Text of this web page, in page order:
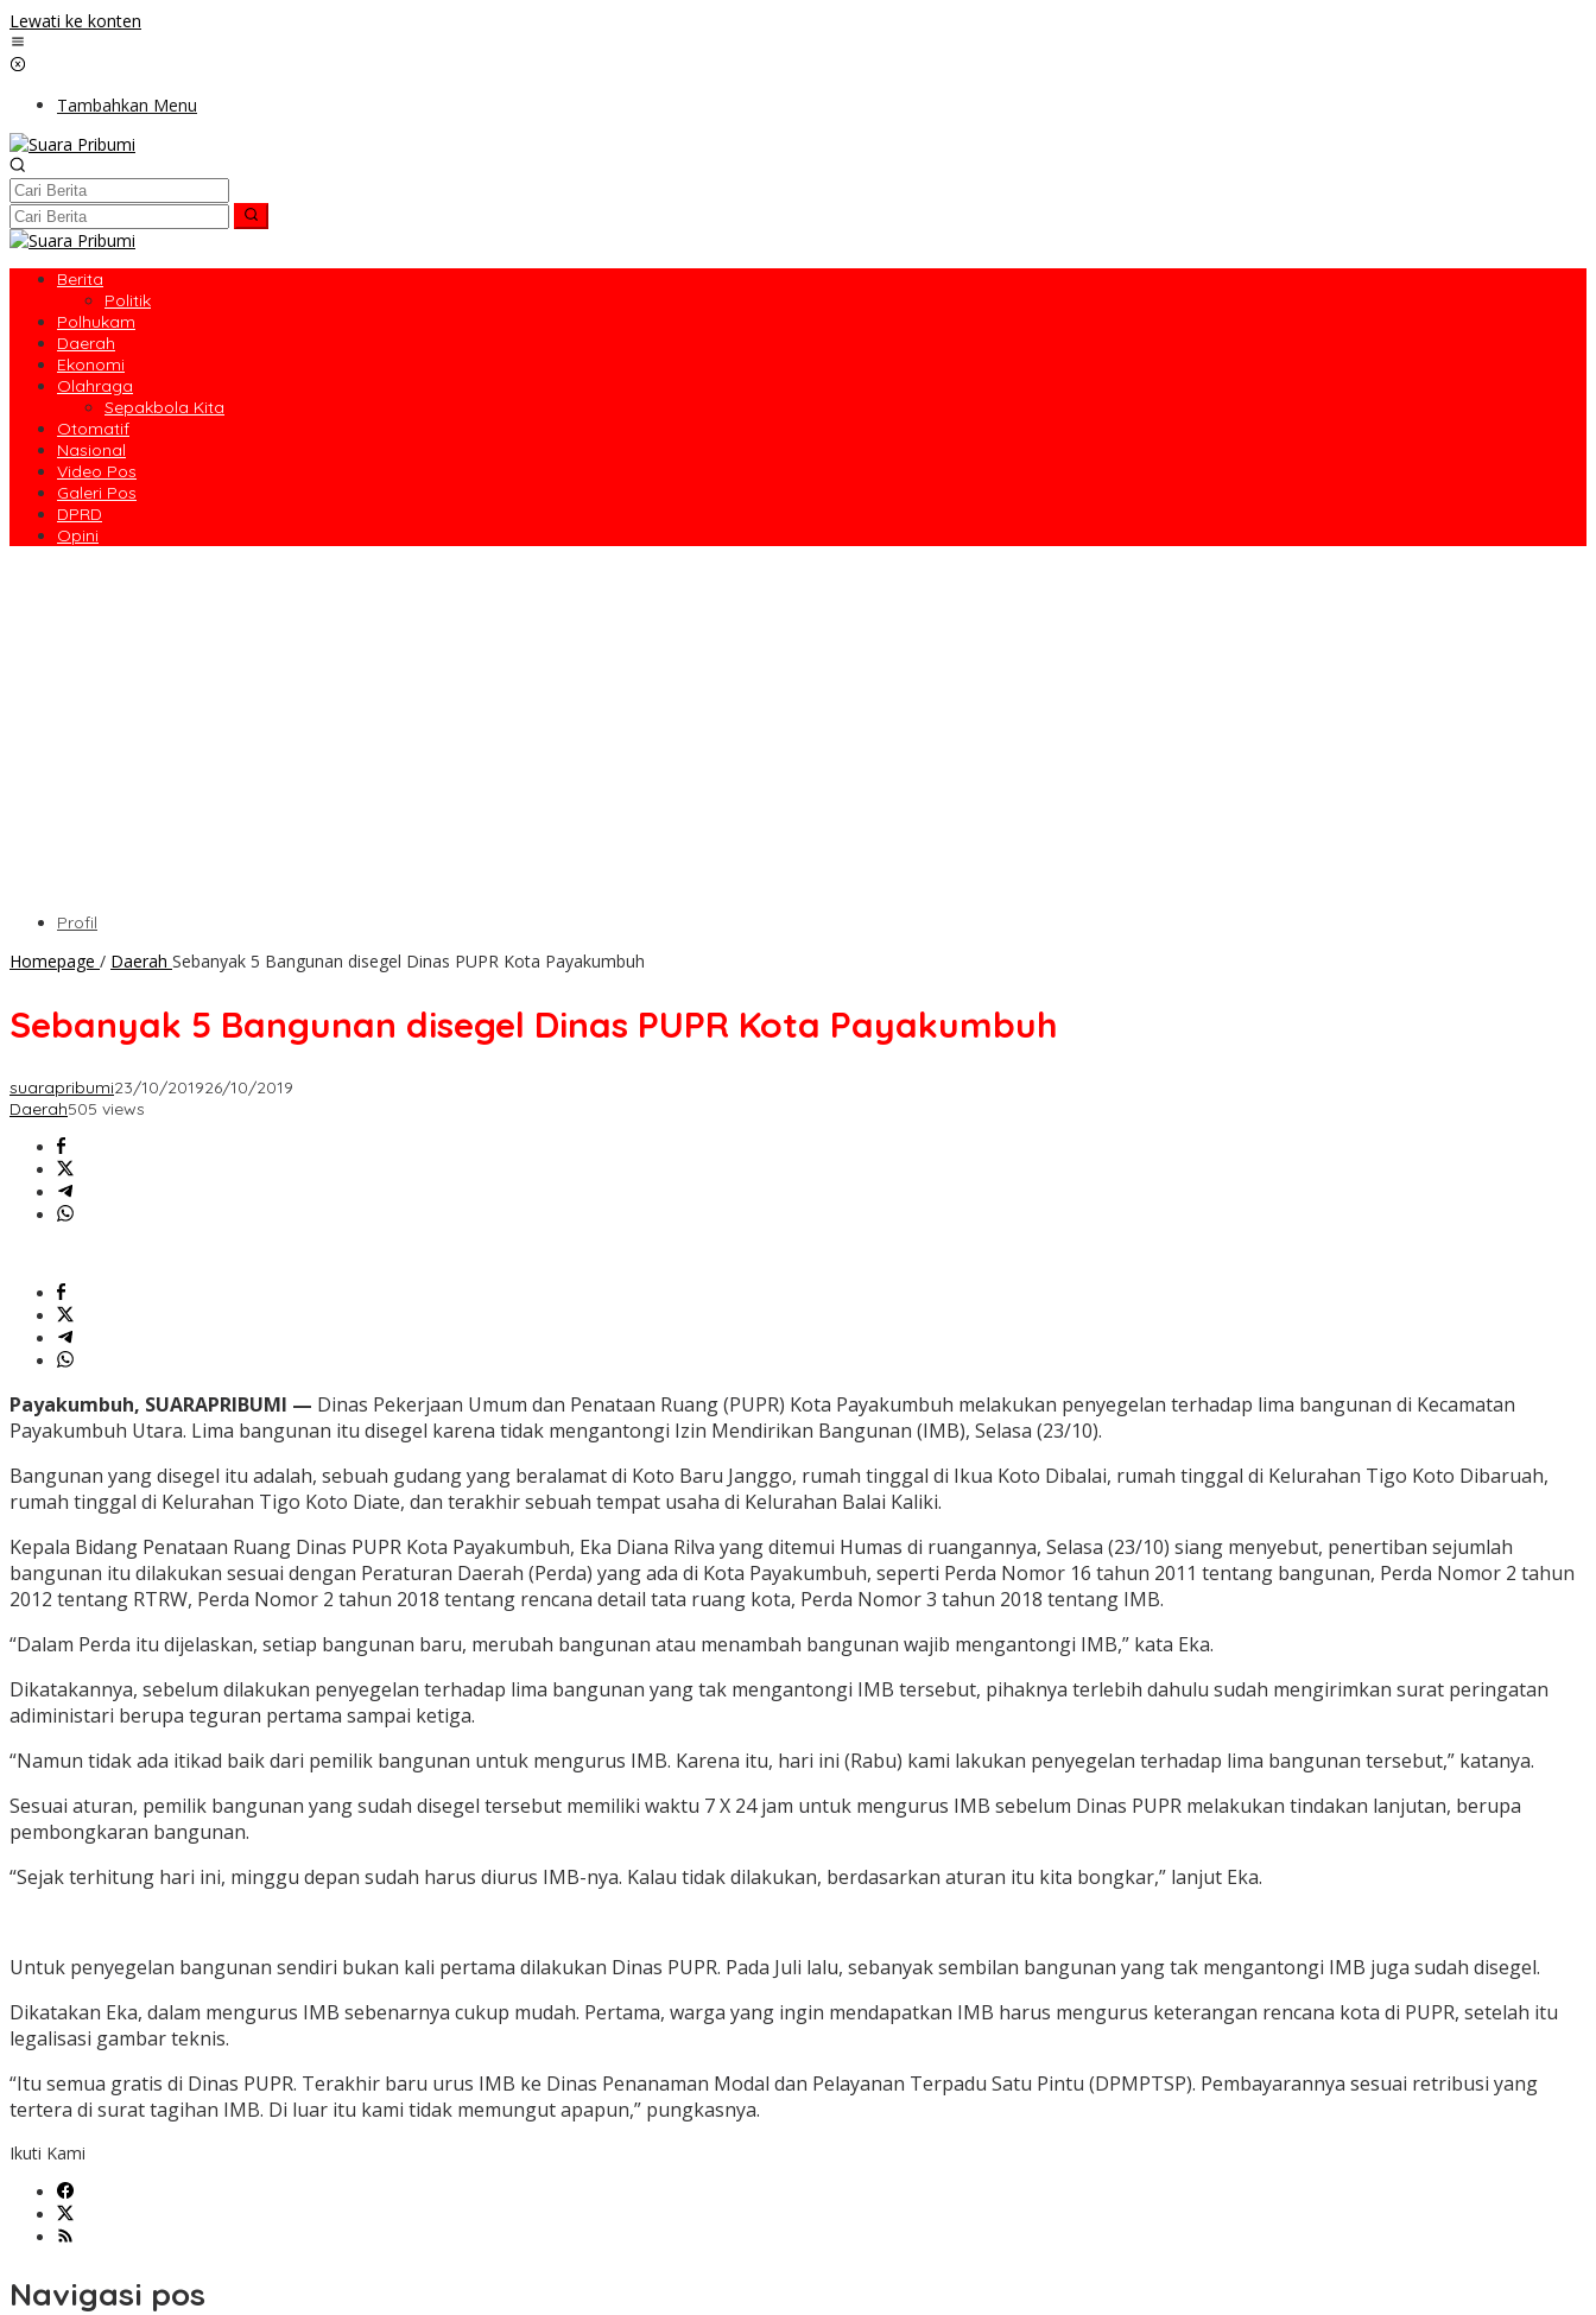
Lewati ke konten
Tambahkan Menu
Berita
Politik
Polhukam
Daerah
Ekonomi
Olahraga
Sepakbola Kita
Otomatif
Nasional
Video Pos
Galeri Pos
DPRD
Opini
Profil
Homepage / Daerah Sebanyak 5 Bangunan disegel Dinas PUPR Kota Payakumbuh
Sebanyak 5 Bangunan disegel Dinas PUPR Kota Payakumbuh
suarapribumi23/10/201926/10/2019
Daerah505 views
Payakumbuh, SUARAPRIBUMI — Dinas Pekerjaan Umum dan Penataan Ruang (PUPR) Kota Payakumbuh melakukan penyegelan terhadap lima bangunan di Kecamatan
Payakumbuh Utara. Lima bangunan itu disegel karena tidak mengantongi Izin Mendirikan Bangunan (IMB), Selasa (23/10).
Bangunan yang disegel itu adalah, sebuah gudang yang beralamat di Koto Baru Janggo, rumah tinggal di Ikua Koto Dibalai, rumah tinggal di Kelurahan Tigo Koto Dibaruah,
rumah tinggal di Kelurahan Tigo Koto Diate, dan terakhir sebuah tempat usaha di Kelurahan Balai Kaliki.
Kepala Bidang Penataan Ruang Dinas PUPR Kota Payakumbuh, Eka Diana Rilva yang ditemui Humas di ruangannya, Selasa (23/10) siang menyebut, penertiban sejumlah
bangunan itu dilakukan sesuai dengan Peraturan Daerah (Perda) yang ada di Kota Payakumbuh, seperti Perda Nomor 16 tahun 2011 tentang bangunan, Perda Nomor 2 tahun
2012 tentang RTRW, Perda Nomor 2 tahun 2018 tentang rencana detail tata ruang kota, Perda Nomor 3 tahun 2018 tentang IMB.
“Dalam Perda itu dijelaskan, setiap bangunan baru, merubah bangunan atau menambah bangunan wajib mengantongi IMB,” kata Eka.
Dikatakannya, sebelum dilakukan penyegelan terhadap lima bangunan yang tak mengantongi IMB tersebut, pihaknya terlebih dahulu sudah mengirimkan surat peringatan
adiministari berupa teguran pertama sampai ketiga.
“Namun tidak ada itikad baik dari pemilik bangunan untuk mengurus IMB. Karena itu, hari ini (Rabu) kami lakukan penyegelan terhadap lima bangunan tersebut,” katanya.
Sesuai aturan, pemilik bangunan yang sudah disegel tersebut memiliki waktu 7 X 24 jam untuk mengurus IMB sebelum Dinas PUPR melakukan tindakan lanjutan, berupa
pembongkaran bangunan.
“Sejak terhitung hari ini, minggu depan sudah harus diurus IMB-nya. Kalau tidak dilakukan, berdasarkan aturan itu kita bongkar,” lanjut Eka.
Untuk penyegelan bangunan sendiri bukan kali pertama dilakukan Dinas PUPR. Pada Juli lalu, sebanyak sembilan bangunan yang tak mengantongi IMB juga sudah disegel.
Dikatakan Eka, dalam mengurus IMB sebenarnya cukup mudah. Pertama, warga yang ingin mendapatkan IMB harus mengurus keterangan rencana kota di PUPR, setelah itu
legalisasi gambar teknis.
“Itu semua gratis di Dinas PUPR. Terakhir baru urus IMB ke Dinas Penanaman Modal dan Pelayanan Terpadu Satu Pintu (DPMPTSP). Pembayarannya sesuai retribusi yang
tertera di surat tagihan IMB. Di luar itu kami tidak memungut apapun,” pungkasnya.
Ikuti Kami
Navigasi pos